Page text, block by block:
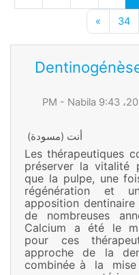
34 صفحة 34
»
Nabila
أنت (مسودة)
Les thérapeutiques
préserver la vitalité
que la pulpe, une
régénération et
apposition
de nombreuses
Calcium a été le
pour ces
approche de la
combinée à la